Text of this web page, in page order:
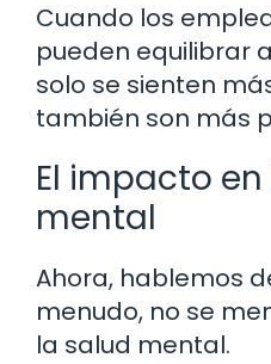
Cuando los
pueden equilibrar
solo se sienten
también son más
El impacto
mental
Ahora, hablemos
menudo, no se
la salud mental.